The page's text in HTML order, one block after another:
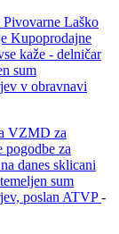
Laško
Kupoprodajne
kaže - delničar
sum
v obravnavi
VZMD za
pogodbe za
danes sklicani
sum
poslan ATVP-